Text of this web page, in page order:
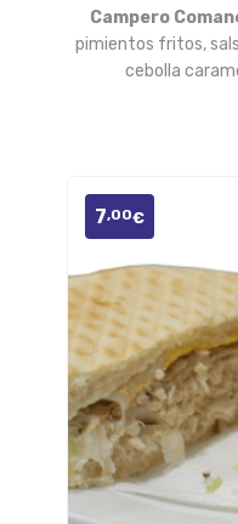
Campero
pimientos fritos,
cebolla
7,00€